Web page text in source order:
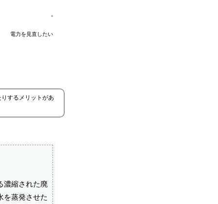
電力を見直したい
するメリットがあ
濃縮された廃
を蒸発させた